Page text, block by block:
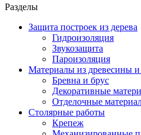
Разделы
Защита построек из дерева
Гидроизоляция
Звукозащита
Пароизоляция
Материалы из древесины
Бревна и брус
Декоративные
Отделочные
Столярные работы
Крепеж